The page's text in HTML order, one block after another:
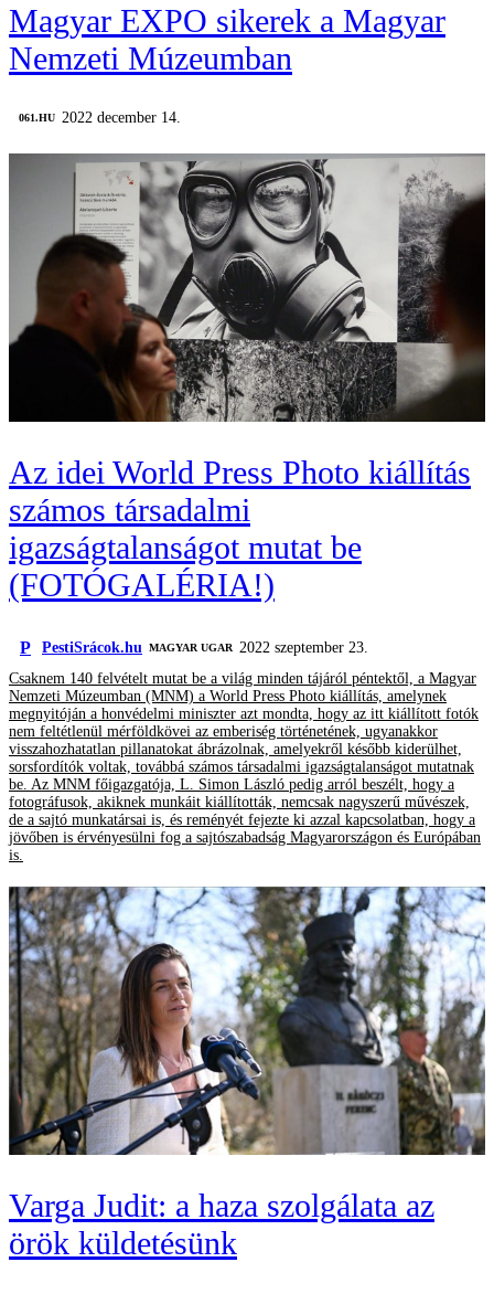
Magyar EXPO sikerek a Magyar
Nemzeti Múzeumban
‎ 061.HU 2022 december 14.
Az idei World Press Photo kiállítás
számos társadalmi
igazságtalanságot mutat be
(FOTÓGALÉRIA!)
P PestiSrácok.hu MAGYAR UGAR
2022 szeptember 23.
Csaknem 140 felvételt mutat be a világ minden tájáról péntektől, a Magyar
Nemzeti Múzeumban (MNM) a World Press Photo kiállítás, amelynek
megnyitóján a honvédelmi miniszter azt mondta, hogy az itt kiállított fotók
nem feltétlenül mérföldkövei az emberiség történetének, ugyanakkor
visszahozhatatlan pillanatokat ábrázolnak, amelyekről később kiderülhet,
sorsfordítók voltak, továbbá számos társadalmi igazságtalanságot mutatnak
be. Az MNM főigazgatója, L. Simon László pedig arról beszélt, hogy a
fotográfusok, akiknek munkáit kiállították, nemcsak nagyszerű művészek,
de a sajtó munkatársai is, és reményét fejezte ki azzal kapcsolatban, hogy a
jövőben is érvényesülni fog a sajtószabadság Magyarországon és Európában
is.
Varga Judit: a haza szolgálata az
örök küldetésünk